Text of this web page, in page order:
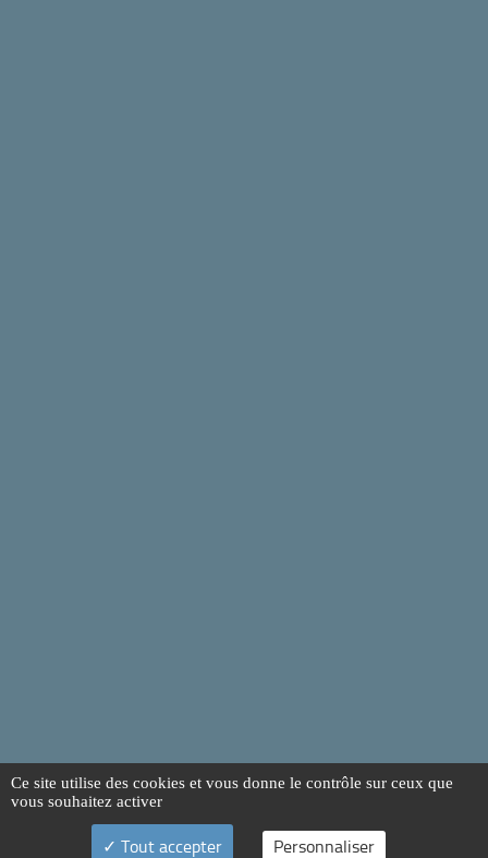
Ce site utilise des cookies et vous donne le contrôle sur ceux que
vous souhaitez activer
Tout accepter Personnaliser